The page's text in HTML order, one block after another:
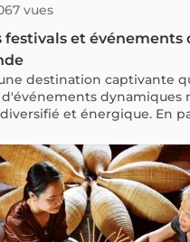
vues
et événements
destination captivante
dynamiques
et énergique. En
par de nombreux
Summer Sonic Bangkok
Week 2025. Jetons un coup
et événements de